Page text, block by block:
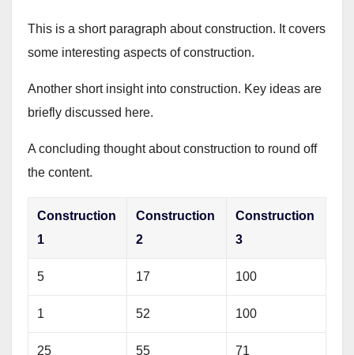
This is a short paragraph about construction. It covers
some interesting aspects of construction.
Another short insight into construction. Key ideas are
briefly discussed here.
A concluding thought about construction to round off
the content.
Construction
1
Construction
2
Construction
3
5 17 100
1 52 100
25 55 71